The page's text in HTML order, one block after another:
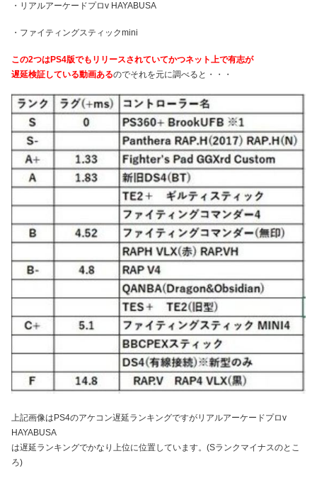
・リアルアーケードプロv HAYABUSA
・ファイティングスティックmini
この2つはPS4版でもリリースされていてかつネット上で有志が
遅延検証している動画あるのでそれを元に調べると・・・
上記画像はPS4のアケコン遅延ランキングですがリアルアーケードプロv
HAYABUSA
は遅延ランキングでかなり上位に位置しています。(Sランクマイナスのとこ
ろ)